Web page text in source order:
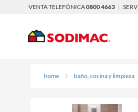
VENTA TELEFÓNICA0800 4663 |
home baño, cocina y limpieza